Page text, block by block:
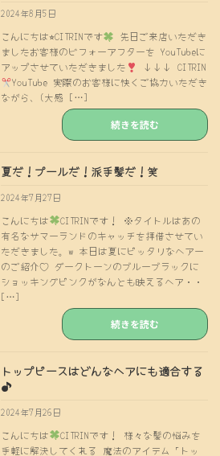
2024年8月5日
こんにちは⭐︎CITRINです
先日ご来店いただき
ましたお客様のビフォーアフターを YouTubeに
アップさせていただきました
↓↓↓ CITRIN
YouTube 実際のお客様に快くご協力いただき
ながら、(大感 […]
続きを読む
夏だ！プールだ！派手髪だ！笑
2024年7月27日
こんにちは
CITRINです！ ※タイトルはあの
有名なサマーランドのキャッチを拝借させてい
ただきました。w 本日は夏にピッタリなヘアー
のご紹介♡ ダークトーンのブルーブラックに
ショッキングピンクがなんとも映えるヘア・・
[…]
続きを読む
トップピースはどんなヘアにも適合する
♪
2024年7月26日
こんにちは
CITRINです！ 様々な髪の悩みを
手軽に解決してくれる 魔法のアイテム「トッ